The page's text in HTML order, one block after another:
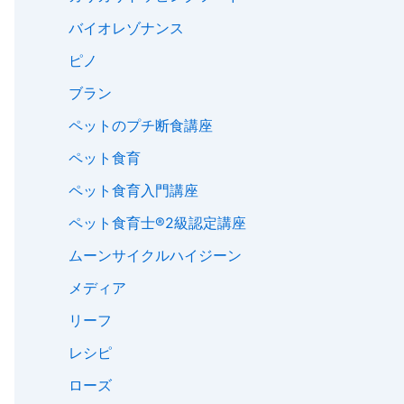
バイオレゾナンス
ピノ
ブラン
ペットのプチ断食講座
ペット食育
ペット食育入門講座
ペット食育士®︎2級認定講座
ムーンサイクルハイジーン
メディア
リーフ
レシピ
ローズ